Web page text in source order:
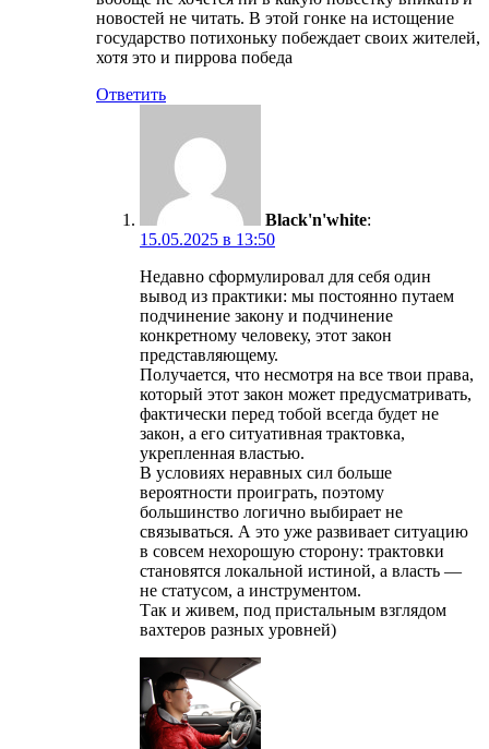
новостей не читать. В этой гонке на истощение
государство потихоньку побеждает своих жителей,
хотя это и пиррова победа
Ответить
Black'n'white:
15.05.2025 в 13:50
Недавно сформулировал для себя один
вывод из практики: мы постоянно путаем
подчинение закону и подчинение
конкретному человеку, этот закон
представляющему.
Получается, что несмотря на все твои права,
который этот закон может предусматривать,
фактически перед тобой всегда будет не
закон, а его ситуативная трактовка,
укрепленная властью.
В условиях неравных сил больше
вероятности проиграть, поэтому
большинство логично выбирает не
связываться. А это уже развивает ситуацию
в совсем нехорошую сторону: трактовки
становятся локальной истиной, а власть —
не статусом, а инструментом.
Так и живем, под пристальным взглядом
вахтеров разных уровней)